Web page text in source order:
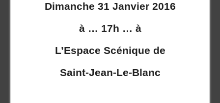
Dimanche 31 Janvier 2016
à … 17h … à
L’Espace Scénique de
Saint-Jean-Le-Blanc